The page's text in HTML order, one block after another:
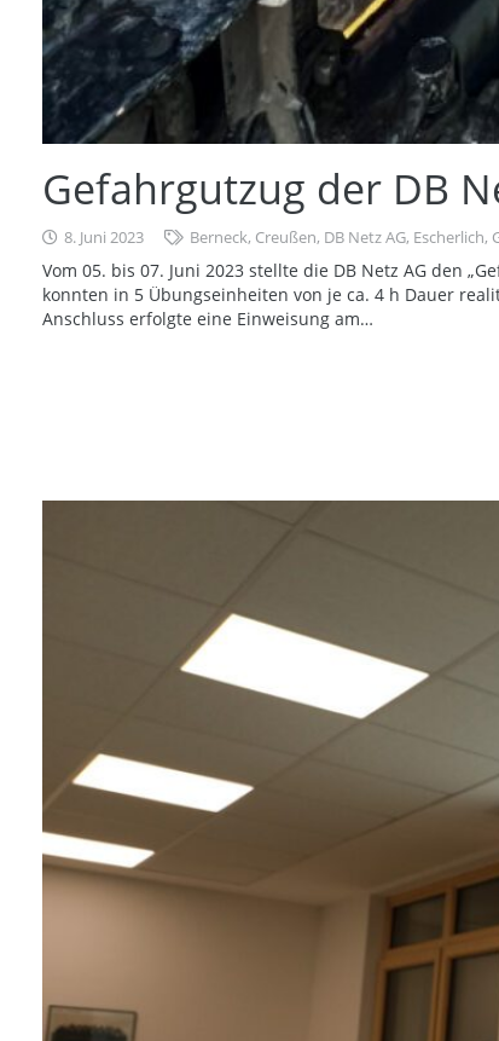
Gefahrgutzug der DB
8. Juni 2023 Berneck, Creußen, DB Netz AG, Escherlich,
Vom 05. bis 07. Juni 2023 stellte die DB Netz AG den
konnten in 5 Übungseinheiten von je ca. 4 h Dauer
Anschluss erfolgte eine Einweisung am…